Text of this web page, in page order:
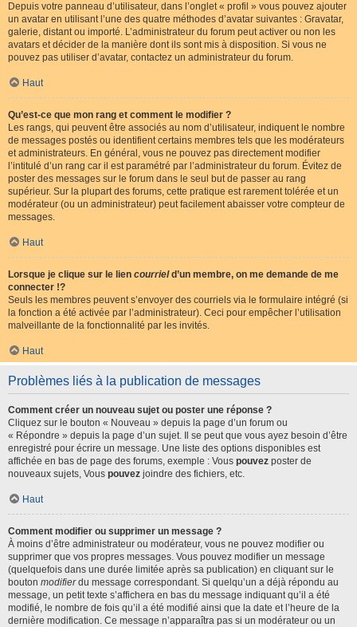
Depuis votre panneau d’utilisateur, dans l’onglet « profil » vous pouvez ajouter
un avatar en utilisant l’une des quatre méthodes d’avatar suivantes : Gravatar,
galerie, distant ou importé. L’administrateur du forum peut activer ou non les
avatars et décider de la manière dont ils sont mis à disposition. Si vous ne
pouvez pas utiliser d’avatar, contactez un administrateur du forum.
Haut
Qu’est-ce que mon rang et comment le modifier ?
Les rangs, qui peuvent être associés au nom d’utilisateur, indiquent le nombre
de messages postés ou identifient certains membres tels que les modérateurs
et administrateurs. En général, vous ne pouvez pas directement modifier
l’intitulé d’un rang car il est paramétré par l’administrateur du forum. Évitez de
poster des messages sur le forum dans le seul but de passer au rang
supérieur. Sur la plupart des forums, cette pratique est rarement tolérée et un
modérateur (ou un administrateur) peut facilement abaisser votre compteur de
messages.
Haut
Lorsque je clique sur le lien courrield’un membre, on me demande de me
connecter !?
Seuls les membres peuvent s’envoyer des courriels via le formulaire intégré (si
la fonction a été activée par l’administrateur). Ceci pour empêcher l’utilisation
malveillante de la fonctionnalité par les invités.
Haut
Problèmes liés à la publication de messages
Comment créer un nouveau sujet ou poster une réponse ?
Cliquez sur le bouton « Nouveau » depuis la page d’un forum ou
« Répondre » depuis la page d’un sujet. Il se peut que vous ayez besoin d’être
enregistré pour écrire un message. Une liste des options disponibles est
affichée en bas de page des forums, exemple : Vous pouvez poster de
nouveaux sujets, Vous pouvez joindre des fichiers, etc.
Haut
Comment modifier ou supprimer un message ?
À moins d’être administrateur ou modérateur, vous ne pouvez modifier ou
supprimer que vos propres messages. Vous pouvez modifier un message
(quelquefois dans une durée limitée après sa publication) en cliquant sur le
bouton modifierdu message correspondant. Si quelqu’un a déjà répondu au
message, un petit texte s’affichera en bas du message indiquant qu’il a été
modifié, le nombre de fois qu’il a été modifié ainsi que la date et l’heure de la
dernière modification. Ce message n’apparaîtra pas si un modérateur ou un